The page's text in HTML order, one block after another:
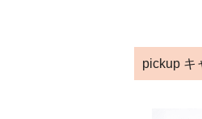
pickup キ